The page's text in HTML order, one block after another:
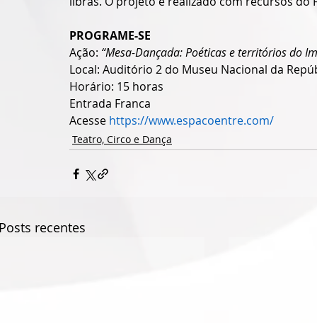
PROGRAME-SE
Ação: “Mesa-Dançada: Poéticas e territórios do
Local: Auditório 2 do Museu Nacional da
Horário: 15 horas
Entrada Franca
Acesse https://www.espacoentre.com/
Teatro, Circo e Dança
recentes